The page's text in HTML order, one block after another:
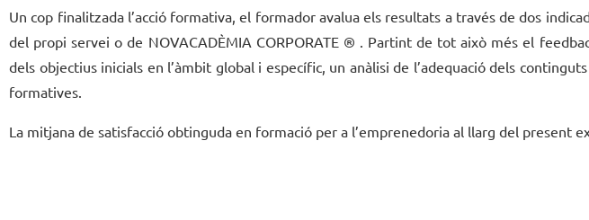
Un cop finalitzada l’acció formativa, el formador avalua els resultats a través de dos
del propi servei o de NOVACADÈMIA CORPORATE ® . Partint de tot això més el
dels objectius inicials en l’àmbit global i específic, un anàlisi de l’adequació dels
formatives.
La mitjana de satisfacció obtinguda en formació per a l’emprenedoria al llarg del present